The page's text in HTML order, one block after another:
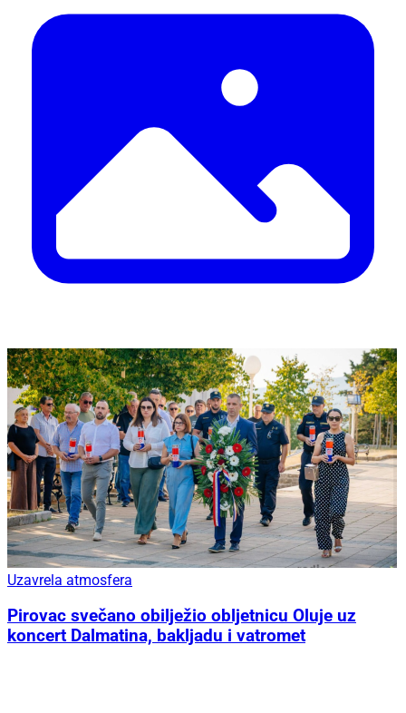
Uzavrela atmosfera
Pirovac svečano obilježio obljetnicu Oluje uz
koncert Dalmatina, bakljadu i vatromet